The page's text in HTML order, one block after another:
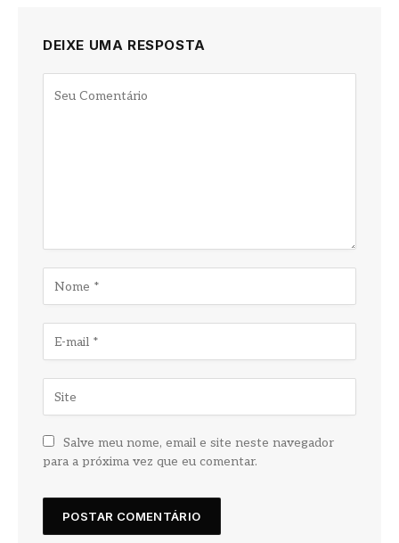
DEIXE UMA RESPOSTA
Salve meu nome, email e site neste navegador
para a próxima vez que eu comentar.